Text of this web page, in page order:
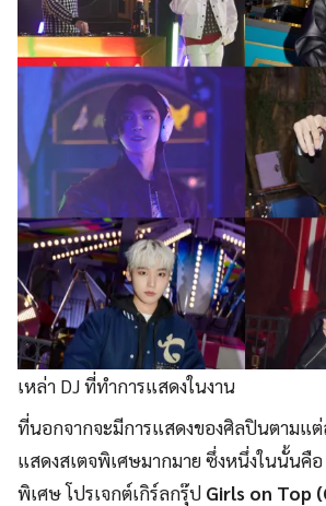
เหล่า DJ ที่ทำการแสดงในงาน
ที่นอกจากจะมีการแสดงของศิลปินตามแต่
แสดงสเตจพิเศษมากมาย ซึ่งหนึ่งในนั้นคื
พิเศษ โปรเจกต์เกิร์ลกรุ๊ป Girls on Top